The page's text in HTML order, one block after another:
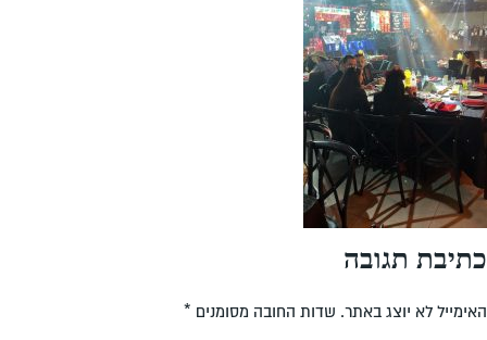
כתיבת תגובה
האימייל לא יוצג באתר. שדות החובה מסומנים *